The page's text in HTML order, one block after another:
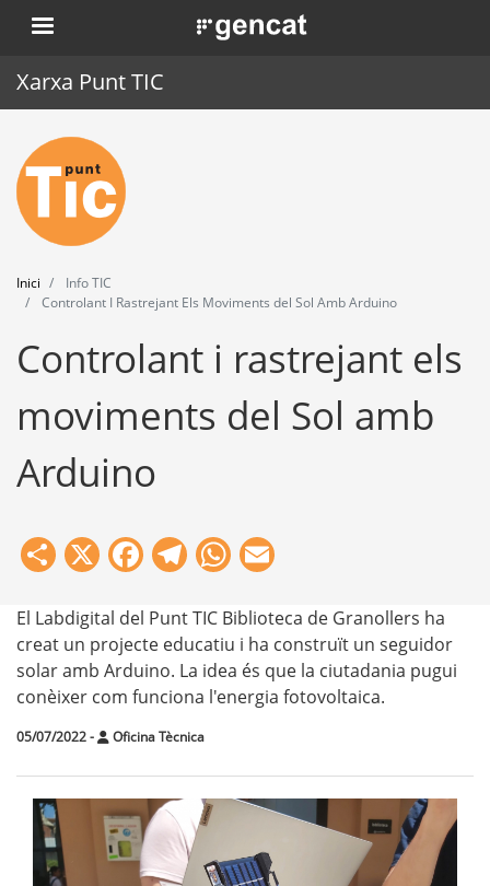
Vés
al
. Obre en una nova finestra.
Xarxa Punt TIC
Inici
Punt TIC
Actualitat
Agenda
Formació
Inici
Info TIC
Controlant I Rastrejant Els Moviments del Sol Amb Arduino
Controlant i rastrejant els
moviments del Sol amb
Arduino
Share
X Facebook
Telegram
WhatsApp
El Labdigital del Punt TIC Biblioteca de Granollers ha
creat un projecte educatiu i ha construït un seguidor
solar amb Arduino. La idea és que la ciutadania pugui
conèixer com funciona l'energia fotovoltaica.
05/07/2022- Oficina Tècnica